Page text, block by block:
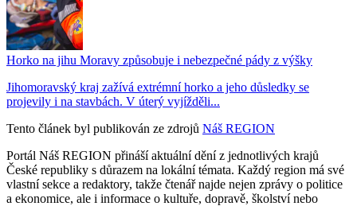
Horko na jihu Moravy způsobuje i nebezpečné pády z výšky
Jihomoravský kraj zažívá extrémní horko a jeho důsledky se
projevily i na stavbách. V úterý vyjížděli...
Tento článek byl publikován ze zdrojů Náš REGION
Portál Náš REGION přináší aktuální dění z jednotlivých krajů
České republiky s důrazem na lokální témata. Každý region má své
vlastní sekce a redaktory, takže čtenář najde nejen zprávy o politice
a ekonomice, ale i informace o kultuře, dopravě, školství nebo